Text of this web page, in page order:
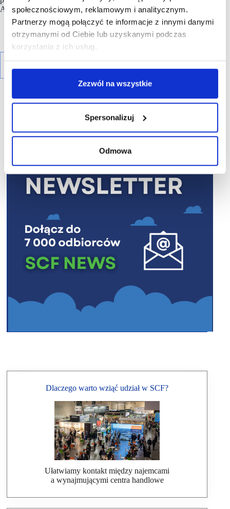
społecznościowym, reklamowym i analitycznym.
Partnerzy mogą połączyć te informacje z innymi danymi
otrzymanymi od Ciebie lub uzyskanymi podczas
korzystania z ich usług.
Zezwól na wszystkie
Spersonalizuj
Odmowa
Asset Manager wEPP.
Dlaczego warto wziąć udział w SCF?
Ułatwiamy kontakt między najemcami
a wynajmującymi centra handlowe